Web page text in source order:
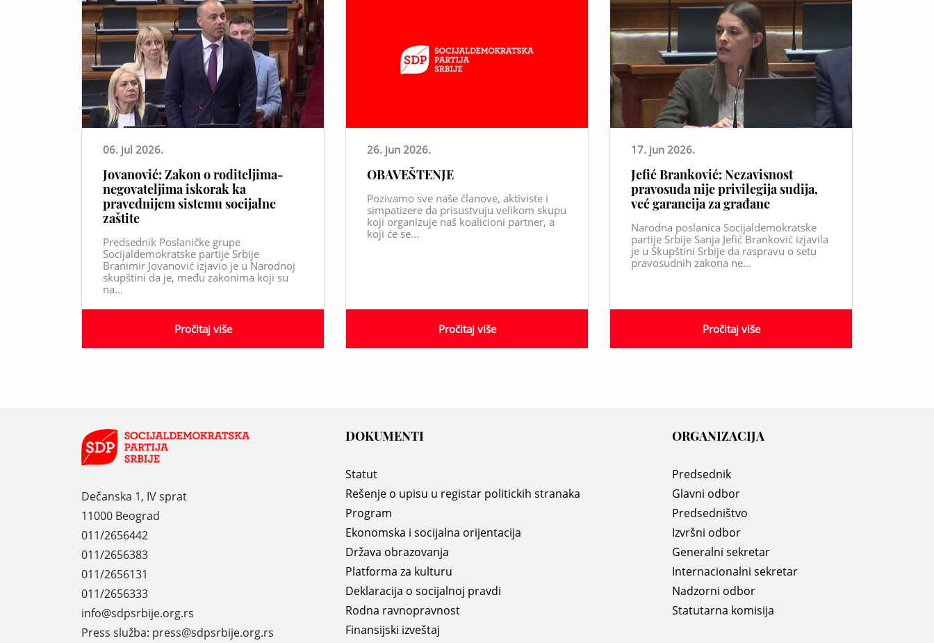
06. jul 2026.
Jovanović: Zakon o roditeljima-
negovateljima iskorak ka
pravednijem sistemu socijalne
zaštite
Predsednik Poslaničke grupe
Socijaldemokratske partije Srbije
Branimir Jovanović izjavio je u Narodnoj
skupštini da je, među zakonima koji su
na...
Pročitaj više
26. jun 2026.
OBAVEŠTENJE
Pozivamo sve naše članove, aktiviste i
simpatizere da prisustvuju velikom skupu
koji organizuje naš koalicioni partner, a
koji će se...
Pročitaj više
17. jun 2026.
Jefić Branković: Nezavisnost
pravosuđa nije privilegija sudija,
već garancija za građane
Narodna poslanica Socijaldemokratske
partije Srbije Sanja Jefić Branković izjavila
je u Skupštini Srbije da raspravu o setu
pravosudnih zakona ne...
Pročitaj više
Dečanska 1, IV sprat
11000 Beograd
011/2656442
011/2656383
011/2656131
011/2656333
info@sdpsrbije.org.rs
Press služba: press@sdpsrbije.org.rs
DOKUMENTI
Statut
Rešenje o upisu u registar politickih stranaka
Program
Ekonomska i socijalna orijentacija
Država obrazovanja
Platforma za kulturu
Deklaracija o socijalnoj pravdi
Rodna ravnopravnost
Finansijski izveštaj
ORGANIZACIJA
Predsednik
Glavni odbor
Predsedništvo
Izvršni odbor
Generalni sekretar
Internacionalni sekretar
Nadzorni odbor
Statutarna komisija